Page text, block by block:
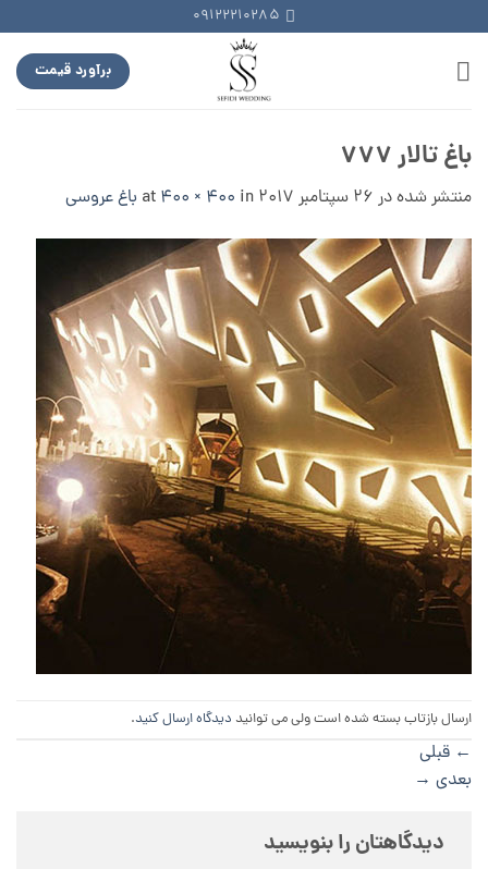
to
content
09122210285
برآورد قیمت
باغ تالار ۷۷۷
منتشر شده در 26 سپتامبر 2017 400 × 400 in باغ عروسی
ارسال بازتاب بسته شده است ولی می توانید دیدگاه ارسال کنید.
← قبلی
بعدی →
دیدگاهتان را بنویسید